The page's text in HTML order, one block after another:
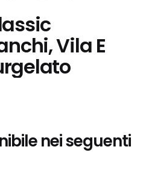
Vila E
nei seguenti